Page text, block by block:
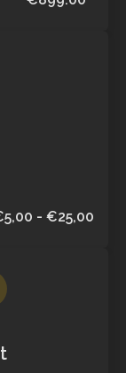
- €25,00